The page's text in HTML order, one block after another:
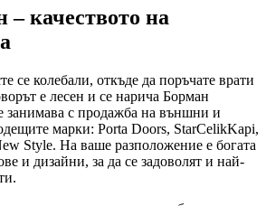
качеството на
се колебали, откъде да поръчате врати
е лесен и се нарича Борман
занимава с продажба на външни и
марки: Porta Doors, StarCelikKapi,
Style. На ваше разположение е богата
и дизайни, за да се задоволят и най-